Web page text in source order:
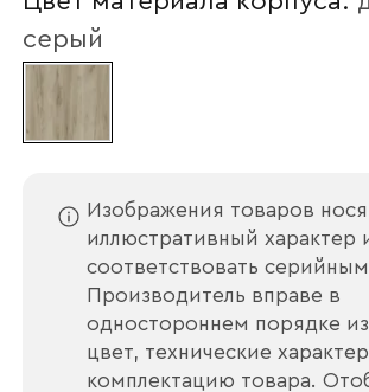
серый
Изображения товаров
иллюстративный характер
соответствовать
Производитель вправе в
одностороннем порядке
цвет, технические
комплектацию товара.